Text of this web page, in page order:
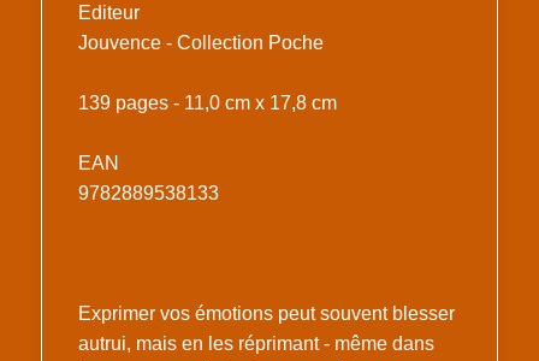
Editeur
Jouvence - Collection Poche
139 pages - 11,0 cm x 17,8 cm
EAN
9782889538133
Exprimer vos émotions peut souvent blesser
autrui, mais en les réprimant - même dans